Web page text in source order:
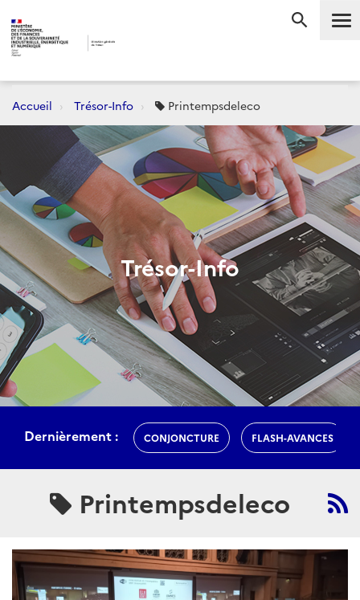
Accueil Trésor-Info Printempsdeleco
Trésor-Info
Dernièrement : CONJONCTURE FLASH-AVANCES
Printempsdeleco